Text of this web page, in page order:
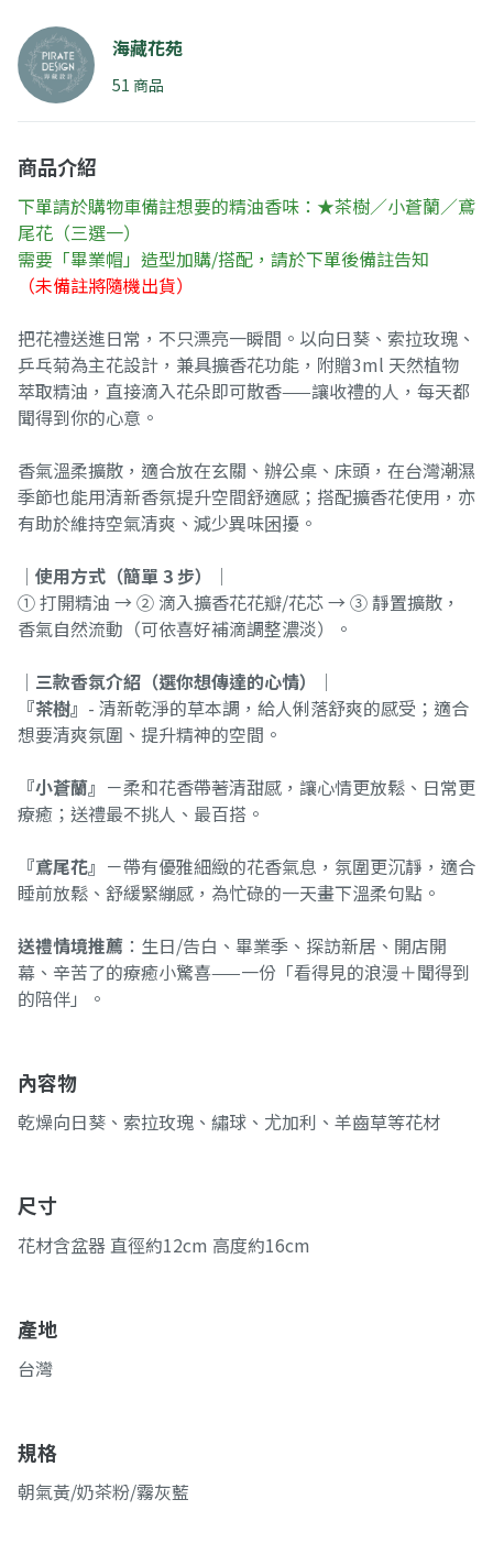
海藏花苑
51 商品
商品介紹
下單請於購物車備註想要的精油香味：★茶樹／小蒼蘭／鳶
尾花（三選一）
需要「畢業帽」造型加購/搭配，請於下單後備註告知
（未備註將隨機出貨）
把花禮送進日常，不只漂亮一瞬間。以向日葵、索拉玫瑰、
乒乓菊為主花設計，兼具擴香花功能，附贈3ml 天然植物
萃取精油，直接滴入花朵即可散香——讓收禮的人，每天都
聞得到你的心意。
香氣溫柔擴散，適合放在玄關、辦公桌、床頭，在台灣潮濕
季節也能用清新香氛提升空間舒適感；搭配擴香花使用，亦
有助於維持空氣清爽、減少異味困擾。
│使用方式（簡單 3 步）│
① 打開精油 → ② 滴入擴香花花瓣/花芯 → ③ 靜置擴散，
香氣自然流動（可依喜好補滴調整濃淡）。
│三款香氛介紹（選你想傳達的心情）│
『茶樹』 - 清新乾淨的草本調，給人俐落舒爽的感受；適合
想要清爽氛圍、提升精神的空間。
『小蒼蘭』 －柔和花香帶著清甜感，讓心情更放鬆、日常更
療癒；送禮最不挑人、最百搭。
『鳶尾花』 －帶有優雅細緻的花香氣息，氛圍更沉靜，適合
睡前放鬆、舒緩緊繃感，為忙碌的一天畫下溫柔句點。
送禮情境推薦 ：生日/告白、畢業季、探訪新居、開店開
幕、辛苦了的療癒小驚喜——一份「看得見的浪漫＋聞得到
的陪伴」。
內容物
乾燥向日葵、索拉玫瑰、繡球、尤加利、羊齒草等花材
尺寸
花材含盆器 直徑約12cm 高度約16cm
產地
台灣
規格
朝氣黃/奶茶粉/霧灰藍